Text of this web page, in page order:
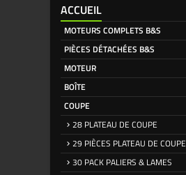
ACCUEIL
MOTEURS COMPLETS B&S
PIÈCES DÉTACHÉES B&S
MOTEUR
BOÎTE
COUPE
28 PLATEAU DE COUPE
29 PIÈCES PLATEAU DE COUPE
30 PACK PALIERS & LAMES